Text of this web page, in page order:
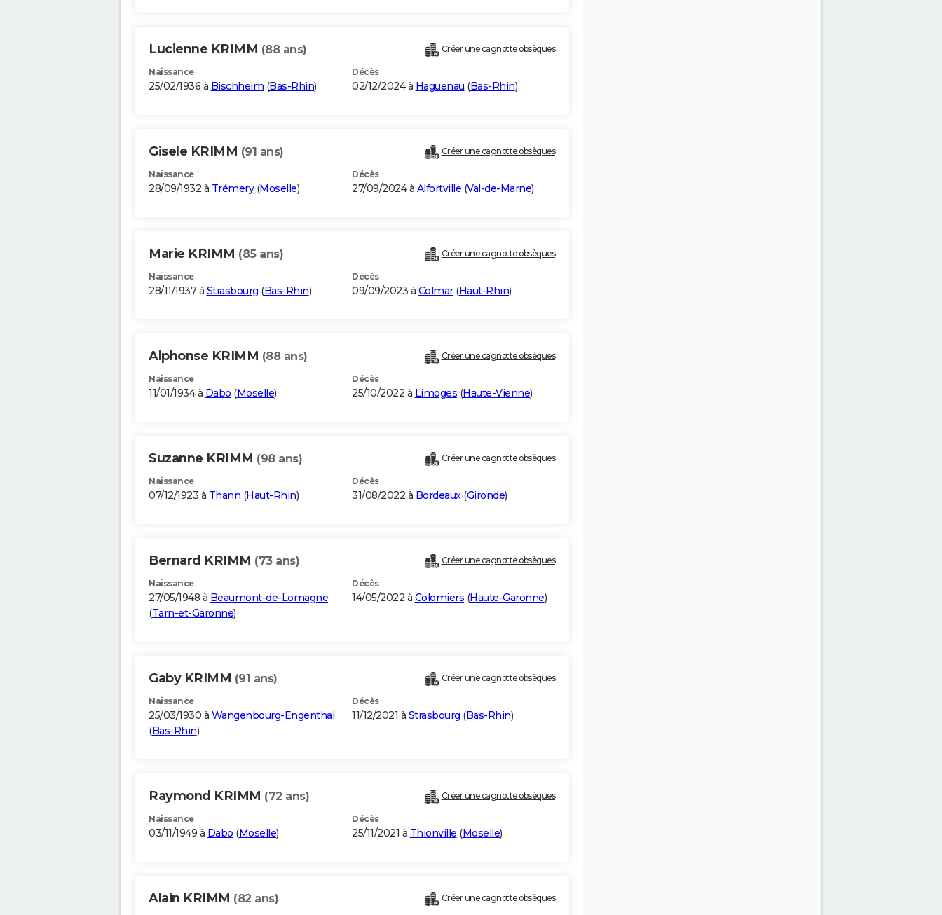
Lucienne KRIMM (88 ans) Créer une cagnotte obsèques
Naissance
25/02/1936 à Bischheim (Bas-Rhin)
Décès
02/12/2024 à Haguenau (Bas-Rhin)
Gisele KRIMM (91 ans) Créer une cagnotte obsèques
Naissance
28/09/1932 à Trémery(Moselle)
Décès
27/09/2024 à Alfortville (Val-de-Marne)
Marie KRIMM (85 ans) Créer une cagnotte obsèques
Naissance
28/11/1937 à Strasbourg (Bas-Rhin)
Décès
09/09/2023 à Colmar(Haut-Rhin)
Alphonse KRIMM (88 ans) Créer une cagnotte obsèques
Naissance
11/01/1934 à Dabo (Moselle)
Décès
25/10/2022 à Limoges (Haute-Vienne)
Suzanne KRIMM (98 ans) Créer une cagnotte obsèques
Naissance
07/12/1923 à Thann (Haut-Rhin)
Décès
31/08/2022 à Bordeaux(Gironde)
Bernard KRIMM (73 ans) Créer une cagnotte obsèques
Naissance
27/05/1948 à Beaumont-de-Lomagne
(Tarn-et-Garonne)
Décès
14/05/2022 à Colomiers (Haute-Garonne)
Gaby KRIMM (91 ans) Créer une cagnotte obsèques
Naissance
25/03/1930 à Wangenbourg-Engenthal
(Bas-Rhin)
Décès
11/12/2021 à Strasbourg (Bas-Rhin)
Raymond KRIMM (72 ans) Créer une cagnotte obsèques
Naissance
03/11/1949 à Dabo (Moselle)
Décès
25/11/2021 à Thionville (Moselle)
Alain KRIMM (82 ans) Créer une cagnotte obsèques